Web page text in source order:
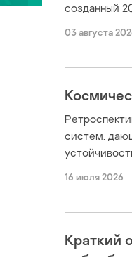
созданный
03 августа
систем,
16 июля 2026
Краткий